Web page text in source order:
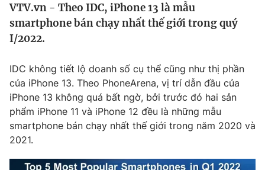
Thế giới
Thế giới đó đây
Câu chuyện quốc tế
Tài chính
Thị trường
Góc doanh nghiệp
Dữ liệu và đời sống
Truyền hình
Giải trí
VTV.vn - Theo IDC, iPhone 13 là mẫu
smartphone bán chạy nhất thế giới trong quý
I/2022.
IDC không tiết lộ doanh số cụ thể cũng như thị phần
của iPhone 13. Theo PhoneArena, vị trí dẫn đầu của
iPhone 13 không quá bất ngờ, bởi trước đó hai sản
phẩm iPhone 11 và iPhone 12 đều là những mẫu
smartphone bán chạy nhất thế giới trong năm 2020 và
2021.